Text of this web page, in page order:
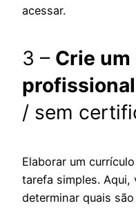
acessar.
3 – Crie
profissional
/ sem
Elaborar um
tarefa simples. Aqui,
determinar quais